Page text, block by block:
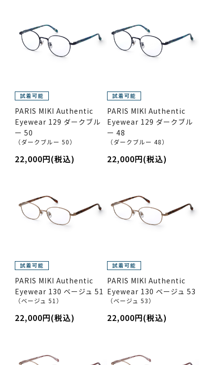
PARIS MIKI Authentic
Eyewear 129 ダークブル
ー 50
（ダークブルー 50）
22,000円(税込)
PARIS MIKI Authentic
Eyewear 129 ダークブル
ー 48
（ダークブルー 48）
22,000円(税込)
PARIS MIKI Authentic
Eyewear 130 ベージュ 51
（ベージュ 51）
22,000円(税込)
PARIS MIKI Authentic
Eyewear 130 ベージュ 53
（ベージュ 53）
22,000円(税込)